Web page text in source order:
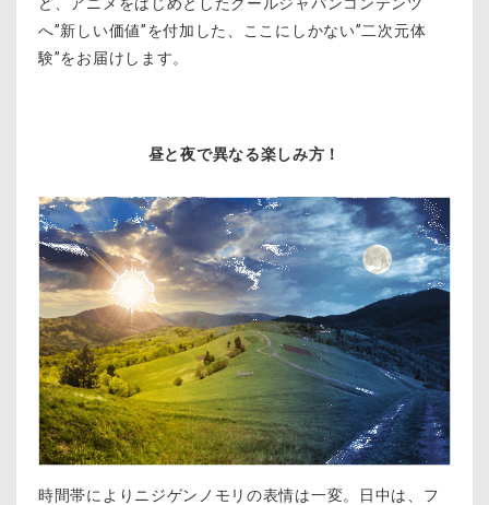
へ”新しい価値”を付加した、ここにしかない”二次元体
験”をお届けします。
昼と夜で異なる楽しみ方！
時間帯によりニジゲンノモリの表情は一変。日中は、フ